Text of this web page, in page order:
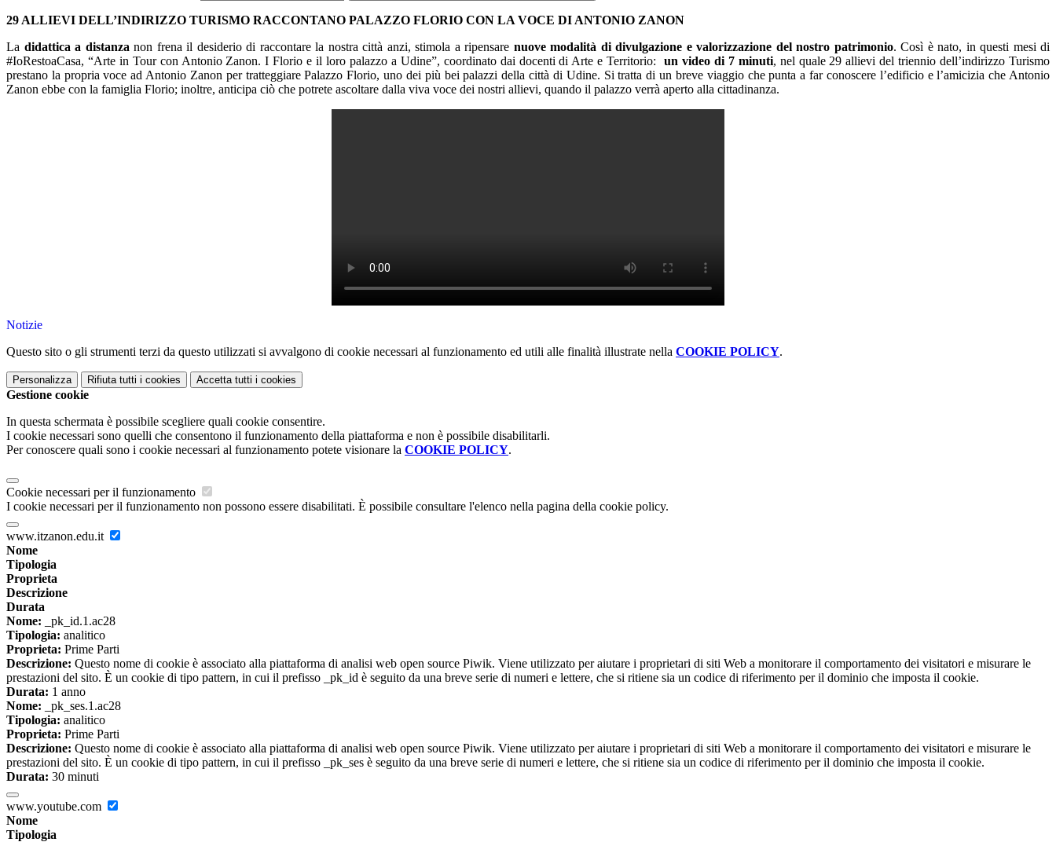
29 ALLIEVI DELL’INDIRIZZO TURISMO RACCONTANO PALAZZO FLORIO CON LA VOCE DI ANTONIO ZANON
La didattica a distanza non frena il desiderio di raccontare la nostra città anzi, stimola a ripensare nuove modalità di divulgazione e valorizzazione del nostro patrimonio. Così è nato, in questi mesi di
#IoRestoaCasa, “Arte in Tour con Antonio Zanon. I Florio e il loro palazzo a Udine”, coordinato dai docenti di Arte e Territorio:un video di 7 minuti, nel quale 29 allievi del triennio dell’indirizzo Turismo
prestano la propria voce ad Antonio Zanon per tratteggiare Palazzo Florio, uno dei più bei palazzi della città di Udine. Si tratta di un breve viaggio che punta a far conoscere l’edificio e l’amicizia che Antonio
Zanon ebbe con la famiglia Florio; inoltre, anticipa ciò che potrete ascoltare dalla viva voce dei nostri allievi, quando il palazzo verrà aperto alla cittadinanza.
Notizie
Questo sito o gli strumenti terzi da questo utilizzati si avvalgono di cookie necessari al funzionamento ed utili alle finalità illustrate nella COOKIE POLICY.
Personalizza Rifiuta tutti i cookies Accetta tutti i cookies
Gestione cookie
In questa schermata è possibile scegliere quali cookie consentire.
I cookie necessari sono quelli che consentono il funzionamento della piattaforma e non è possibile disabilitarli.
Per conoscere quali sono i cookie necessari al funzionamento potete visionare la COOKIE POLICY.
Cookie necessari per il funzionamento
I cookie necessari per il funzionamento non possono essere disabilitati. È possibile consultare l'elenco nella pagina della cookie policy.
www.itzanon.edu.it
Nome
Tipologia
Proprieta
Descrizione
Durata
Nome: _pk_id.1.ac28
Tipologia: analitico
Proprieta: Prime Parti
Descrizione: Questo nome di cookie è associato alla piattaforma di analisi web open source Piwik. Viene utilizzato per aiutare i proprietari di siti Web a monitorare il comportamento dei visitatori e misurare le
prestazioni del sito. È un cookie di tipo pattern, in cui il prefisso _pk_id è seguito da una breve serie di numeri e lettere, che si ritiene sia un codice di riferimento per il dominio che imposta il cookie.
Durata: 1 anno
Nome: _pk_ses.1.ac28
Tipologia: analitico
Proprieta: Prime Parti
Descrizione: Questo nome di cookie è associato alla piattaforma di analisi web open source Piwik. Viene utilizzato per aiutare i proprietari di siti Web a monitorare il comportamento dei visitatori e misurare le
prestazioni del sito. È un cookie di tipo pattern, in cui il prefisso _pk_ses è seguito da una breve serie di numeri e lettere, che si ritiene sia un codice di riferimento per il dominio che imposta il cookie.
Durata: 30 minuti
www.youtube.com
Nome
Tipologia